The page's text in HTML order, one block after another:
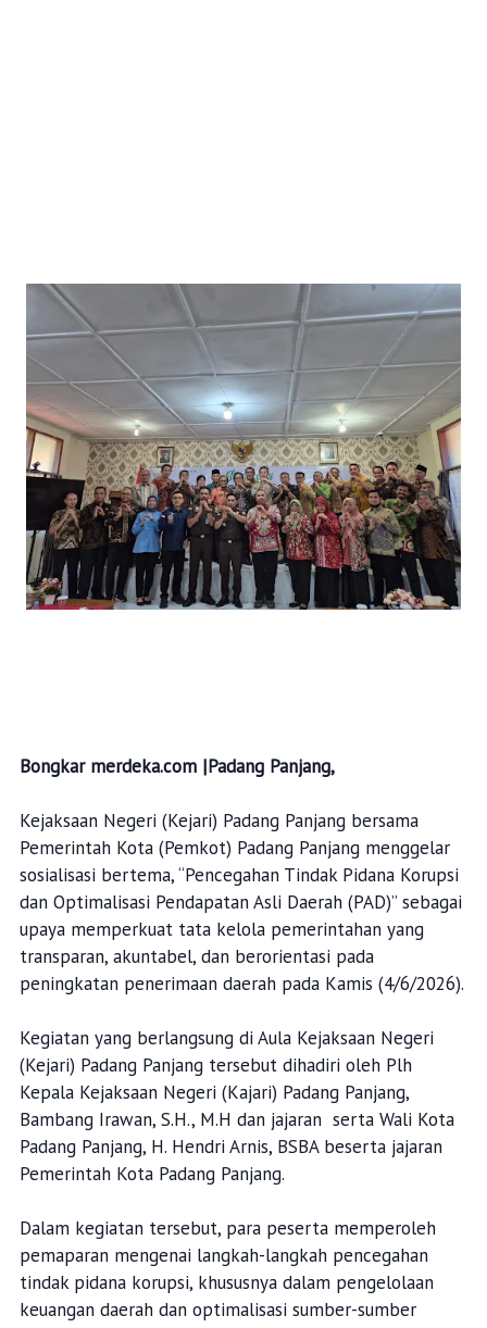
Bongkar merdeka.com |Padang Panjang,
Kejaksaan Negeri (Kejari) Padang Panjang bersama
Pemerintah Kota (Pemkot) Padang Panjang menggelar
sosialisasi bertema, “Pencegahan Tindak Pidana Korupsi
dan Optimalisasi Pendapatan Asli Daerah (PAD)” sebagai
upaya memperkuat tata kelola pemerintahan yang
transparan, akuntabel, dan berorientasi pada
peningkatan penerimaan daerah pada Kamis (4/6/2026).
Kegiatan yang berlangsung di Aula Kejaksaan Negeri
(Kejari) Padang Panjang tersebut dihadiri oleh Plh
Kepala Kejaksaan Negeri (Kajari) Padang Panjang,
Bambang Irawan, S.H., M.H dan jajaran serta Wali Kota
Padang Panjang, H. Hendri Arnis, BSBA beserta jajaran
Pemerintah Kota Padang Panjang.
Dalam kegiatan tersebut, para peserta memperoleh
pemaparan mengenai langkah-langkah pencegahan
tindak pidana korupsi, khususnya dalam pengelolaan
keuangan daerah dan optimalisasi sumber-sumber